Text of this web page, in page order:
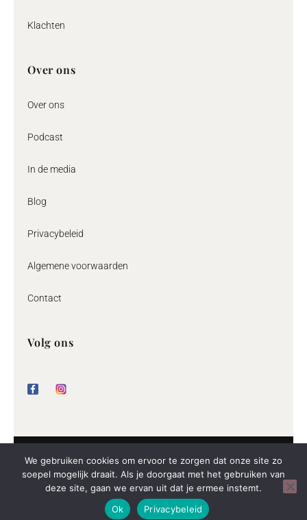
Klachten
Over ons
Over ons
Podcast
In de media
Blog
Privacybeleid
Algemene voorwaarden
Contact
Volg ons
c
e
k
s
t
a
De waardering van byjeane.com bijWebwinkelKeur Reviews
gebaseerd op 62 reviews.
We gebruiken cookies om ervoor te zorgen dat onze site zo
soepel mogelijk draait. Als je doorgaat met het gebruiken van
deze site, gaan we ervan uit dat je ermee instemt.
Ok
Privacybeleid